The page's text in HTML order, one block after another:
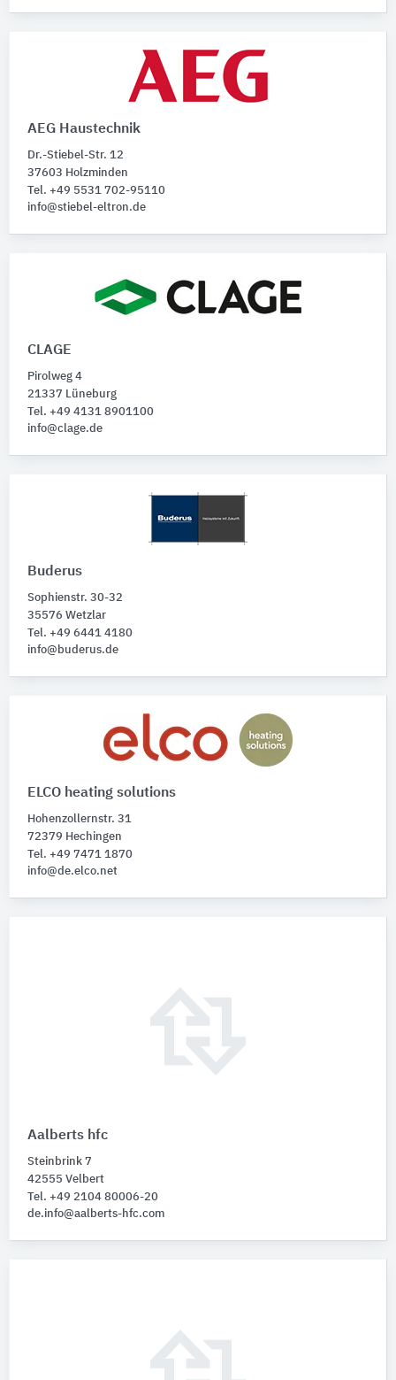
AEG Haustechnik
Dr.-Stiebel-Str. 12
37603 Holzminden
Tel. +49 5531 702-95110
info@stiebel-eltron.de
CLAGE
Pirolweg 4
21337 Lüneburg
Tel. +49 4131 8901100
info@clage.de
Buderus
Sophienstr. 30-32
35576 Wetzlar
Tel. +49 6441 4180
info@buderus.de
ELCO heating solutions
Hohenzollernstr. 31
72379 Hechingen
Tel. +49 7471 1870
info@de.elco.net
Aalberts hfc
Steinbrink 7
42555 Velbert
Tel. +49 2104 80006-20
de.info@aalberts-hfc.com